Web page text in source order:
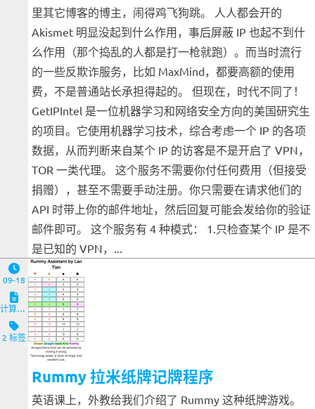
里其它博客的博主，闹得鸡飞狗跳。 人人都会开的
Akismet 明显没起到什么作用，事后屏蔽 IP 也起不到什
么作用（那个捣乱的人都是打一枪就跑）。而当时流行
的一些反欺诈服务，比如 MaxMind，都要高额的使用
费，不是普通站长承担得起的。 但现在，时代不同了！
GetIPIntel 是一位机器学习和网络安全方向的美国研究生
的项目。它使用机器学习技术，综合考虑一个 IP 的各项
数据，从而判断来自某个 IP 的访客是不是开启了 VPN，
TOR 一类代理。 这个服务不需要你付任何费用（但接受
捐赠），甚至不需要手动注册。你只需要在请求他们的
API 时带上你的邮件地址，然后回复可能会发给你的验证
邮件即可。 这个服务有 4 种模式： 1.只检查某个 IP 是不
是已知的 VPN，...
09-18
计算机与客户端
2 标签
Rummy 拉米纸牌记牌程序
英语课上，外教给我们介绍了 Rummy 这种纸牌游戏。